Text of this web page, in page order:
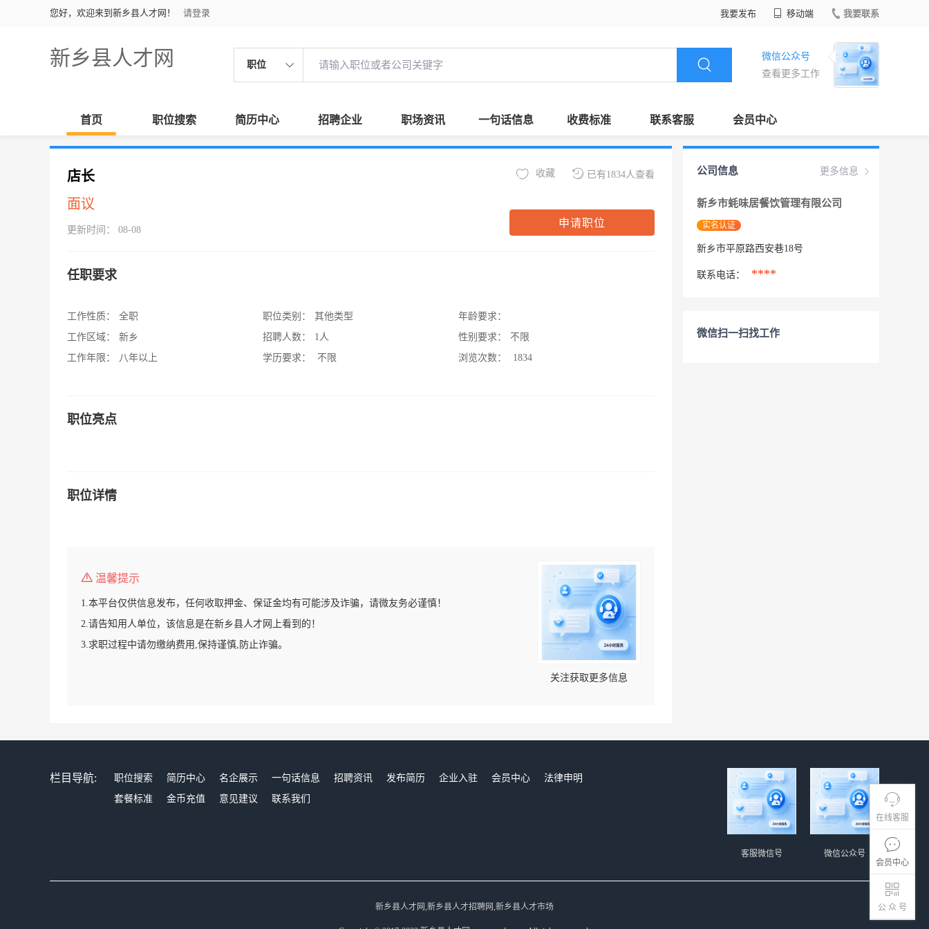
您好，欢迎来到新乡县人才网！ 请登录 我要发布 移动端 我要联系
新乡县人才网 职位
微信公众号
查看更多工作
首页 职位搜索 简历中心 招聘企业 职场资讯 一句话信息 收费标准 联系客服 会员中心
在线客服
会员中心
公 众 号
店长
面议
更新时间： 08-08
已有1834人查看
收藏
申请职位
任职要求
工作性质：
全职
工作区域：
新乡
工作年限：
八年以上
职位类别：
其他类型
招聘人数：
1人
学历要求：
不限
年龄要求：
性别要求：
不限
浏览次数：
1834
职位亮点
职位详情
温馨提示
1.本平台仅供信息发布，任何收取押金、保证金均有可能涉及诈骗，请微友务必谨慎！
2.请告知用人单位，该信息是在新乡县人才网上看到的！
3.求职过程中请勿缴纳费用,保持谨慎,防止诈骗。
关注获取更多信息
更多信息
公司信息
新乡市蚝味居餐饮管理有限公司
实名认证
新乡市平原路西安巷18号
联系电话： ****
微信扫一扫找工作
栏目导航: 职位搜索 简历中心 名企展示 一句话信息 招聘资讯 发布简历 企业入驻 会员中心
法律申明
套餐标准
金币充值 意见建议 联系我们
微信公众号
客服微信号
新乡县人才网,新乡县人才招聘网,新乡县人才市场